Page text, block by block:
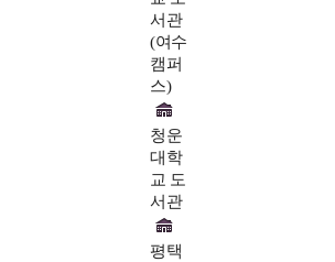
서관
(여수
캠퍼
스)
청운
대학
교 도
서관
평택